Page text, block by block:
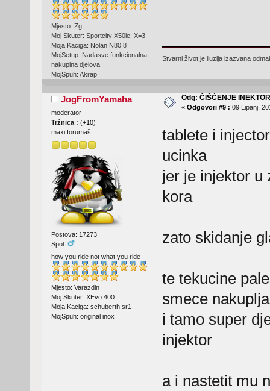
Mjesto: Zg
Moj Skuter: Sportcity X50ie; X=3
Moja Kaciga: Nolan N80.8
MojSetup: Nadasve funkcionalna
nakupina djelova
MojSpuh: Akrap
Stvarni život je iluzija izazvana
JogFromYamaha
moderator
Tržnica : (+10)
maxi forumaš
Postova: 17273
Spol:
how you ride not what you ride
Mjesto: Varazdin
Moj Skuter: XEvo 400
Moja Kaciga: schuberth sr1
MojSpuh: original inox
Odg: ČIŠĆENJE
« Odgovori #9 : 09 Lipanj,
tablete i
ucinka
jer je injektor u
kora
zato skidanje
te tekucine
smece
i tamo super
injektor
a i nastetit mu